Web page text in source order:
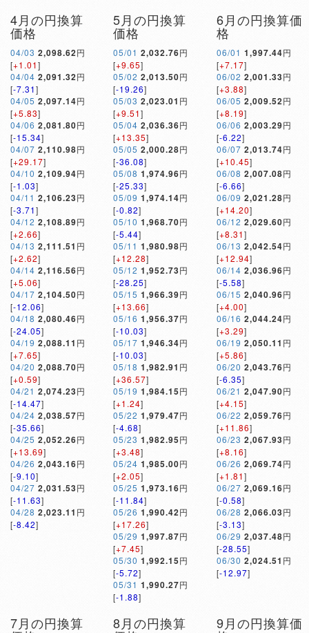
4月の円換算
価格
04/03 2,098.62円
[+1.01]
04/04 2,091.32円
[-7.31]
04/05 2,097.14円
[+5.83]
04/06 2,081.80円
[-15.34]
04/07 2,110.98円
[+29.17]
04/10 2,109.94円
[-1.03]
04/11 2,106.23円
[-3.71]
04/12 2,108.89円
[+2.66]
04/13 2,111.51 円
[+2.62]
04/14 2,116.56円
[+5.06]
04/17 2,104.50円
[-12.06]
04/18 2,080.46円
[-24.05]
04/19 2,088.11 円
[+7.65]
04/20 2,088.70円
[+0.59]
04/21 2,074.23円
[-14.47]
04/24 2,038.57円
[-35.66]
04/25 2,052.26円
[+13.69]
04/26 2,043.16円
[-9.10]
04/27 2,031.53円
[-11.63]
04/28 2,023.11 円
[-8.42]
5月の円換算
価格
05/01 2,032.76円
[+9.65]
05/02 2,013.50円
[-19.26]
05/03 2,023.01 円
[+9.51]
05/04 2,036.36円
[+13.35]
05/05 2,000.28円
[-36.08]
05/08 1,974.96円
[-25.33]
05/09 1,974.14円
[-0.82]
05/10 1,968.70円
[-5.44]
05/11 1,980.98円
[+12.28]
05/12 1,952.73円
[-28.25]
05/15 1,966.39円
[+13.66]
05/16 1,956.37円
[-10.03]
05/17 1,946.34円
[-10.03]
05/18 1,982.91 円
[+36.57]
05/19 1,984.15円
[+1.24]
05/22 1,979.47円
[-4.68]
05/23 1,982.95円
[+3.48]
05/24 1,985.00円
[+2.05]
05/25 1,973.16円
[-11.84]
05/26 1,990.42円
[+17.26]
05/29 1,997.87円
[+7.45]
05/30 1,992.15円
[-5.72]
05/31 1,990.27円
[-1.88]
6月の円換算価
格
06/01 1,997.44円
[+7.17]
06/02 2,001.33円
[+3.88]
06/05 2,009.52円
[+8.19]
06/06 2,003.29円
[-6.22]
06/07 2,013.74円
[+10.45]
06/08 2,007.08円
[-6.66]
06/09 2,021.28円
[+14.20]
06/12 2,029.60円
[+8.31]
06/13 2,042.54円
[+12.94]
06/14 2,036.96円
[-5.58]
06/15 2,040.96円
[+4.00]
06/16 2,044.24円
[+3.29]
06/19 2,050.11 円
[+5.86]
06/20 2,043.76円
[-6.35]
06/21 2,047.90円
[+4.15]
06/22 2,059.76円
[+11.86]
06/23 2,067.93円
[+8.16]
06/26 2,069.74円
[+1.81]
06/27 2,069.16円
[-0.58]
06/28 2,066.03円
[-3.13]
06/29 2,037.48円
[-28.55]
06/30 2,024.51 円
[-12.97]
7月の円換算 8月の円換算 9月の円換算価